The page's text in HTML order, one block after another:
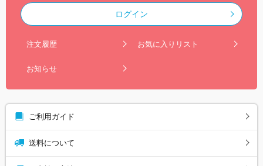
ログイン
注文履歴 お気に入りリスト
お知らせ
ご利用ガイド
送料について